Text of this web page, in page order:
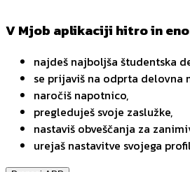
V Mjob aplikaciji hitro in
najdeš najboljša študentska
se prijaviš na odprta delovna
naročiš napotnico,
pregleduješ svoje zaslužke,
nastaviš obveščanja za
urejaš nastavitve svojega